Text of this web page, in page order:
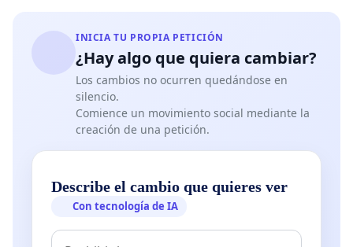
INICIA TU PROPIA PETICIÓN
¿Hay algo que quiera cambiar?
Los cambios no ocurren quedándose en
silencio.
Comience un movimiento social mediante la
creación de una petición.
Describe el cambio que quieres ver
Con tecnología de IA